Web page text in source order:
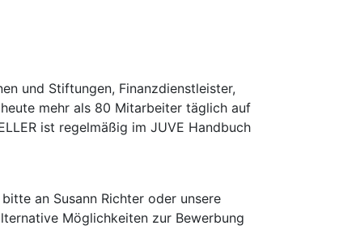
und Stiftungen, Finanzdienstleister,
mehr als 80 Mitarbeiter täglich auf
ist regelmäßig im JUVE Handbuch
an Susann Richter oder unsere
Möglichkeiten zur Bewerbung